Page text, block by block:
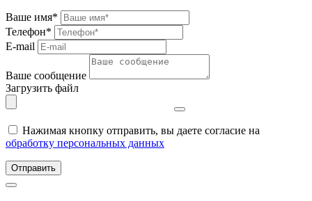
Ваше имя*
Телефон*
E-mail
Ваше сообщение
Загрузить файл
Нажимая кнопку отправить, вы даете согласие на
обработку персональных данных
Отправить